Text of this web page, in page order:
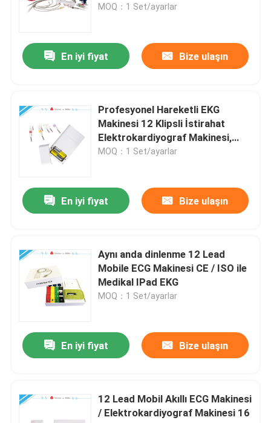
IPad EKG Makinesi
Mobil EKG Makinesi
Ev EKG Makinesi
Holter EKG Makinesi
Stres Testi EKG Makinesi
PC Tabanlı EKG Makinesi
Ayaktan EKG İzleme
MOQ：1 Set/ayarlar
En iyi fiyat Bize ulaşın
Profesyonel Hareketli EKG
Makinesi 12 Klipsli İstirahat
Elektrokardiyograf Makinesi,
Kliniği İçin
MOQ：1 Set/ayarlar
En iyi fiyat Bize ulaşın
Aynı anda dinlenme 12 Lead
Mobile ECG Makinesi CE / ISO ile
Medikal IPad EKG
MOQ：1 Set/ayarlar
En iyi fiyat Bize ulaşın
12 Lead Mobil Akıllı ECG Makinesi
/ Elektrokardiyograf Makinesi 16